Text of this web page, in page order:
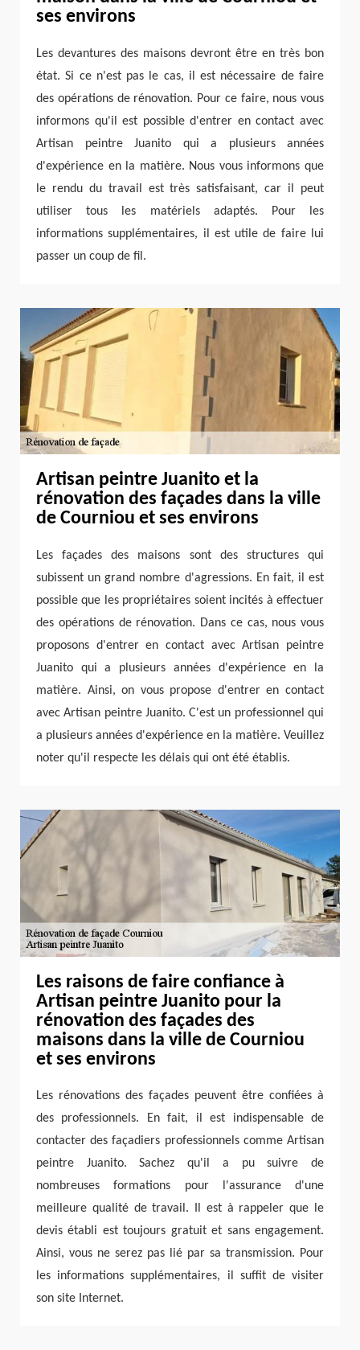
ses environs
Les devantures des maisons devront être en très bon
état. Si ce n'est pas le cas, il est nécessaire de faire
des opérations de rénovation. Pour ce faire, nous vous
informons qu'il est possible d'entrer en contact avec
Artisan peintre Juanito qui a plusieurs années
d'expérience en la matière. Nous vous informons que
le rendu du travail est très satisfaisant, car il peut
utiliser tous les matériels adaptés. Pour les
informations supplémentaires, il est utile de faire lui
passer un coup de fil.
Artisan peintre Juanito et la
rénovation des façades dans la ville
de Courniou et ses environs
Les façades des maisons sont des structures qui
subissent un grand nombre d'agressions. En fait, il est
possible que les propriétaires soient incités à effectuer
des opérations de rénovation. Dans ce cas, nous vous
proposons d'entrer en contact avec Artisan peintre
Juanito qui a plusieurs années d'expérience en la
matière. Ainsi, on vous propose d'entrer en contact
avec Artisan peintre Juanito. C'est un professionnel qui
a plusieurs années d'expérience en la matière. Veuillez
noter qu'il respecte les délais qui ont été établis.
Les raisons de faire confiance à
Artisan peintre Juanito pour la
rénovation des façades des
maisons dans la ville de Courniou
et ses environs
Les rénovations des façades peuvent être confiées à
des professionnels. En fait, il est indispensable de
contacter des façadiers professionnels comme Artisan
peintre Juanito. Sachez qu'il a pu suivre de
nombreuses formations pour l'assurance d'une
meilleure qualité de travail. Il est à rappeler que le
devis établi est toujours gratuit et sans engagement.
Ainsi, vous ne serez pas lié par sa transmission. Pour
les informations supplémentaires, il suffit de visiter
son site Internet.